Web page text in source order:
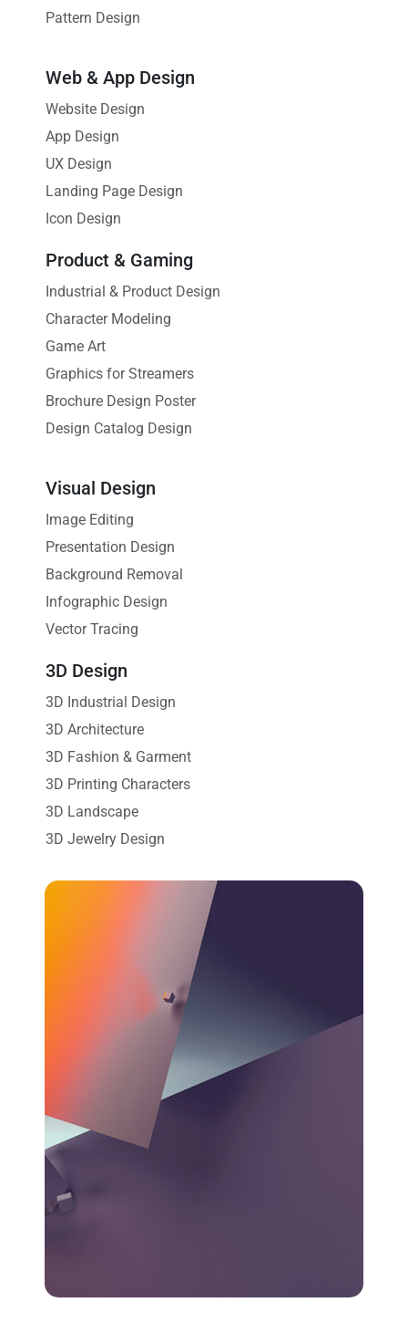
Pattern Design
Web & App Design
Website Design
App Design
UX Design
Landing Page Design
Icon Design
Product & Gaming
Industrial & Product Design
Character Modeling
Game Art
Graphics for Streamers
Brochure Design Poster
Design Catalog Design
Visual Design
Image Editing
Presentation Design
Background Removal
Infographic Design
Vector Tracing
3D Design
3D Industrial Design
3D Architecture
3D Fashion & Garment
3D Printing Characters
3D Landscape
3D Jewelry Design